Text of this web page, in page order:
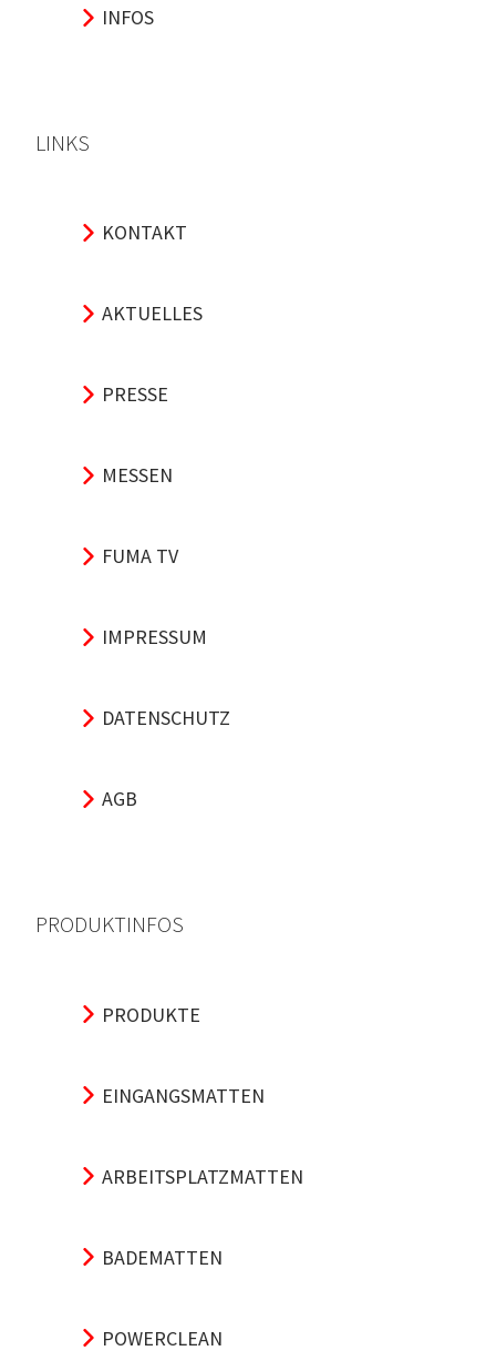
INFOS
LINKS
KONTAKT
AKTUELLES
PRESSE
MESSEN
FUMA TV
IMPRESSUM
DATENSCHUTZ
AGB
PRODUKTINFOS
PRODUKTE
EINGANGSMATTEN
ARBEITSPLATZMATTEN
BADEMATTEN
POWERCLEAN